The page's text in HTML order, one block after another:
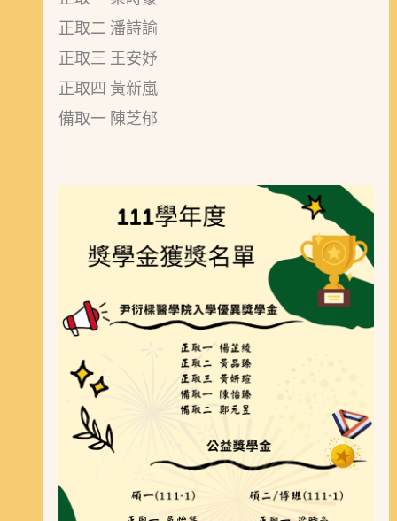
正取二 潘詩諭
正取三 王安妤
正取四 黃新嵐
備取一 陳芝郁